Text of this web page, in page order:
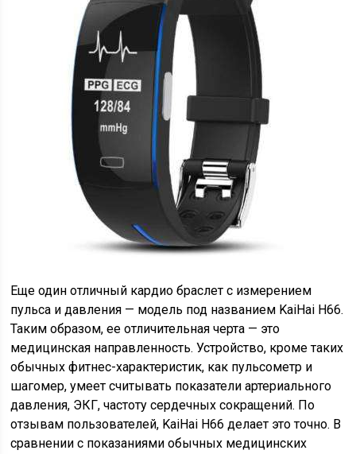
Еще один отличный кардио браслет с измерением
пульса и давления — модель под названием KaiHai H66.
Таким образом, ее отличительная черта — это
медицинская направленность. Устройство, кроме таких
обычных фитнес-характеристик, как пульсометр и
шагомер, умеет считывать показатели артериального
давления, ЭКГ, частоту сердечных сокращений. По
отзывам пользователей, KaiHai H66 делает это точно. В
сравнении с показаниями обычных медицинских